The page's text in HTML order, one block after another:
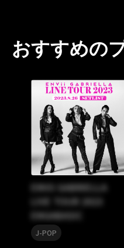
おすすめの
ENVii GABRIELLA
LIVE TOUR 2023
ENGABASIC
J-POP